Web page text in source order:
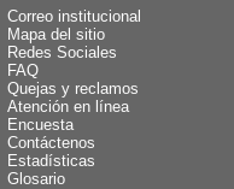
Correo institucional
Mapa del sitio
Redes Sociales
FAQ
Quejas y reclamos
Atención en línea
Encuesta
Contáctenos
Estadísticas
Glosario